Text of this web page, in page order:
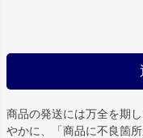
商品の発送には万全を期
やかに、「商品に不良箇